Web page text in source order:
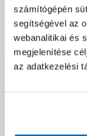
számítógépén
segítségével az
webanalitikai és
megjelenítése
az adatkezelési